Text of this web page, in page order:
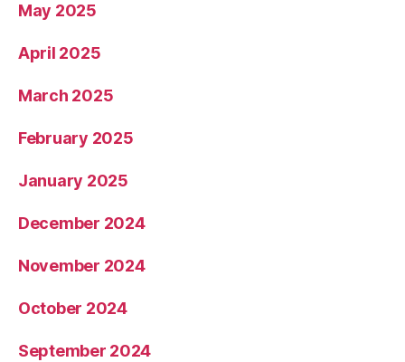
May 2025
April 2025
March 2025
February 2025
January 2025
December 2024
November 2024
October 2024
September 2024